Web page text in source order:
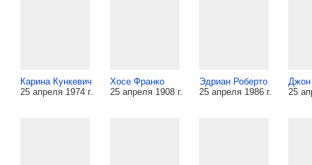
Карина Кункевич
25 апреля 1974 г.
Хосе Франко
25 апреля 1908 г.
Эдриан Роберто
25 апреля 1986 г.
Джон
25